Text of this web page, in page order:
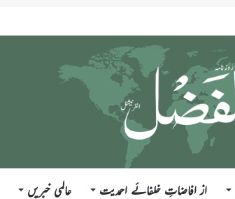
از افاضاتِ خلفائے احمدیت عالمی خبریں